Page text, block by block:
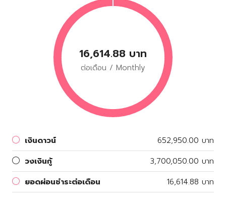
16,614.88 บาท
ต่อเดือน / Monthly
เงินดาวน์
652,950.00 บาท
วงเงินกู้
3,700,050.00 บาท
ยอดผ่อนชำระต่อเดือน
16,614.88 บาท